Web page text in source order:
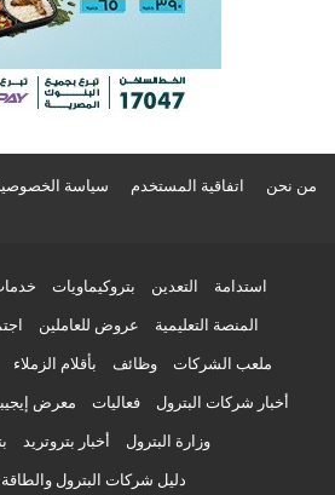
من نحن اتفاقية المستخدم سياسة
استدامة التعدين بتروكيماويات
المنصة التعليمية عروض للعاملين
ملعب الشركات وظائف بأقلام الزملاء
أخبار شركات البترول فعاليات معرض
وزارة البترول أخبار بتروتريد
دليل شركات البترول